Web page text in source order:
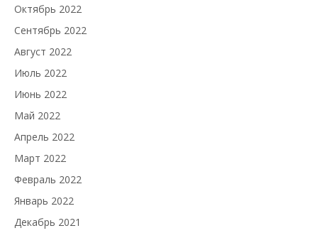
Октябрь 2022
Сентябрь 2022
Август 2022
Июль 2022
Июнь 2022
Май 2022
Апрель 2022
Март 2022
Февраль 2022
Январь 2022
Декабрь 2021